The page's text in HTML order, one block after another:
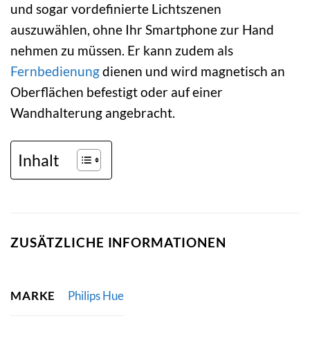
und sogar vordefinierte Lichtszenen
auszuwählen, ohne Ihr Smartphone zur Hand
nehmen zu müssen. Er kann zudem als
Fernbedienungdienen und wird magnetisch an
Oberflächen befestigt oder auf einer
Wandhalterung angebracht.
Inhalt
ZUSÄTZLICHE INFORMATIONEN
MARKE Philips Hue